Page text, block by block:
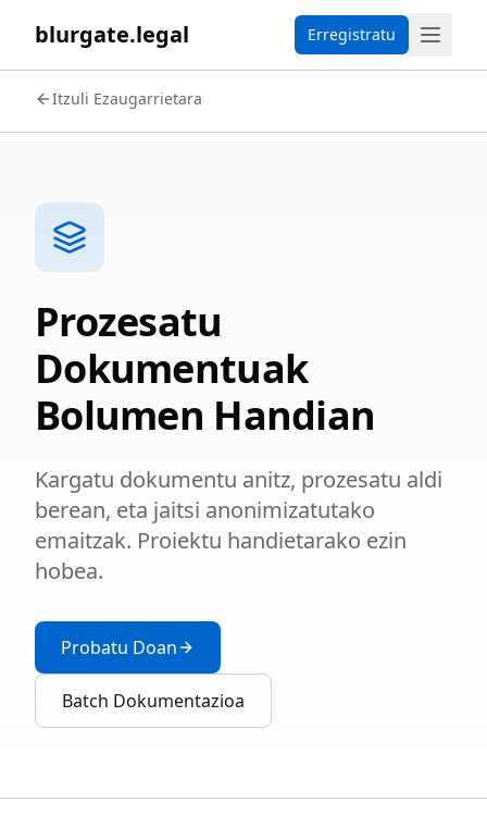
blurgate.legal Erregistratu
Itzuli Ezaugarrietara
Prozesatu
Dokumentuak
Bolumen Handian
Kargatu dokumentu anitz, prozesatu aldi
berean, eta jaitsi anonimizatutako
emaitzak. Proiektu handietarako ezin
hobea.
Probatu Doan
Batch Dokumentazioa